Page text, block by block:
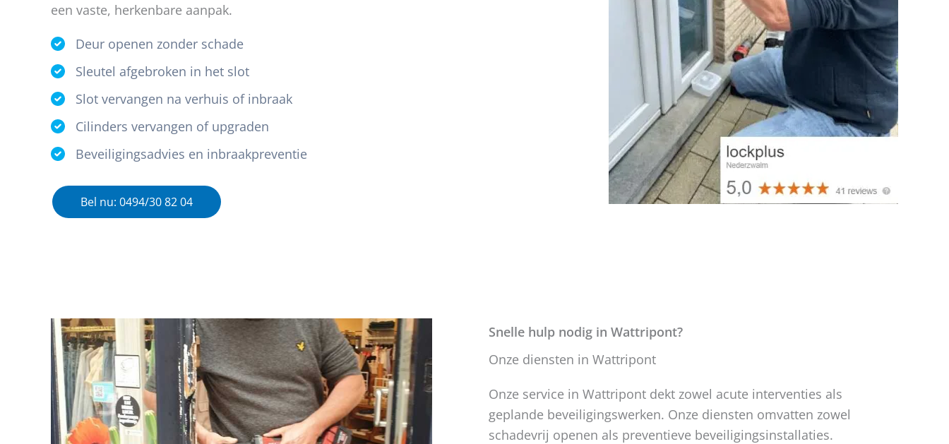
een vaste, herkenbare aanpak.
Deur openen zonder schade
Sleutel afgebroken in het slot
Slot vervangen na verhuis of inbraak
Cilinders vervangen of upgraden
Beveiligingsadvies en inbraakpreventie
Bel nu: 0494/30 82 04
Snelle hulp nodig in Wattripont?
Onze diensten in Wattripont
Onze service in Wattripont dekt zowel acute interventies als
geplande beveiligingswerken. Onze diensten omvatten zowel
schadevrij openen als preventieve beveiligingsinstallaties.